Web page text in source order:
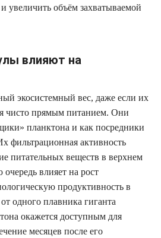
увеличить объём захватываемой
влияют на
экосистемный вес, даже если их
чисто прямым питанием. Они
планктона и как посредники
фильтрационная активность
питательных веществ в верхнем
очередь влияет на рост
продуктивность в
одного плавника гиганта
окажется доступным для
месяцев после его